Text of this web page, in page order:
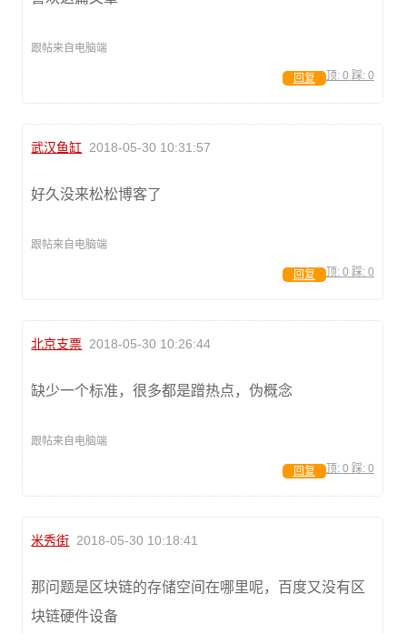
跟帖来自电脑端
顶: 0 踩: 0
回复
武汉鱼缸 2018-05-30 10:31:57
好久没来松松博客了
跟帖来自电脑端
顶: 0 踩: 0
回复
北京支票 2018-05-30 10:26:44
缺少一个标准，很多都是蹭热点，伪概念
跟帖来自电脑端
顶: 0 踩: 0
回复
米秀街 2018-05-30 10:18:41
那问题是区块链的存储空间在哪里呢，百度又没有区
块链硬件设备